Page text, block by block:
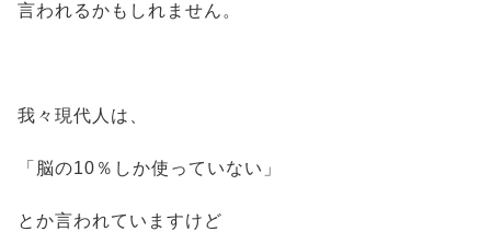
言われるかもしれません。
我々現代人は、
「脳の10％しか使っていない」
とか言われていますけど